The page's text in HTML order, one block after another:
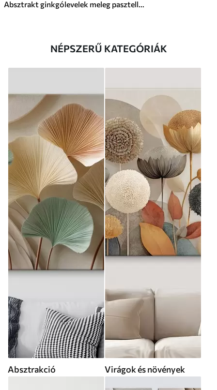
Absztrakt ginkgólevelek meleg pasztell színekben
NÉPSZERŰ KATEGÓRIÁK
Absztrakció Virágok és növények